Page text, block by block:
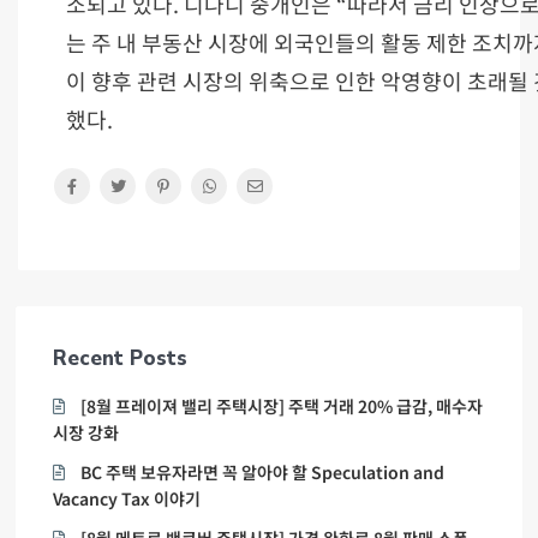
는 주 내 부동산 시장에 외국인들의 활동 제한 조치
이 향후 관련 시장의 위축으로 인한 악영향이 초래
했다.
Recent Posts
[8월 프레이져 밸리 주택시장] 주택 거래 20% 급감, 매수자
시장 강화
BC 주택 보유자라면 꼭 알아야 할 Speculation and
Vacancy Tax 이야기